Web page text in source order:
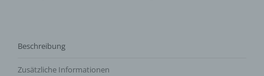
Beschreibung
Zusätzliche Informationen